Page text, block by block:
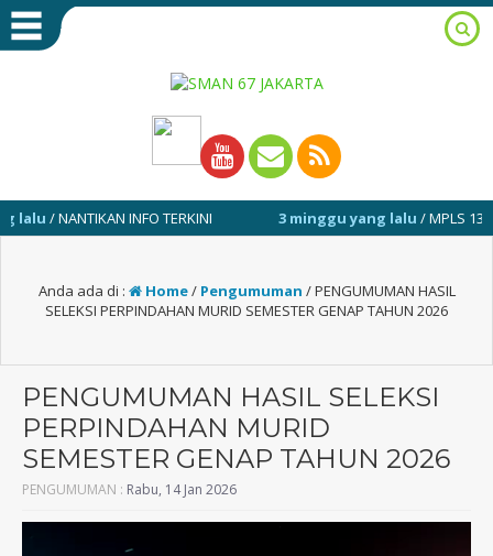
NANTIKAN INFO TERKINI 3 minggu yang lalu/ MPLS 13-17 JULI
Anda ada di : Home/ Pengumuman /PENGUMUMAN HASIL
SELEKSI PERPINDAHAN MURID SEMESTER GENAP TAHUN 2026
PENGUMUMAN HASIL SELEKSI
PERPINDAHAN MURID
SEMESTER GENAP TAHUN 2026
PENGUMUMAN : Rabu, 14 Jan 2026